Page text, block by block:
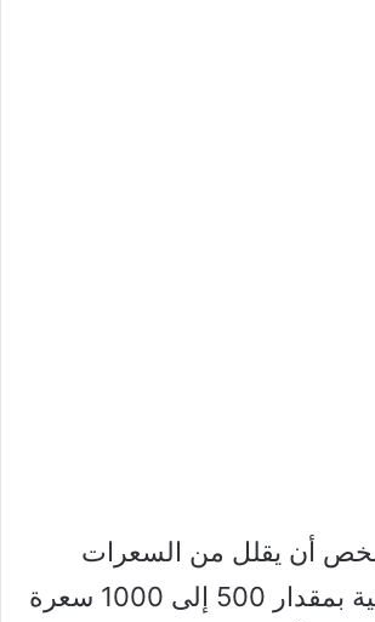
أن يقلل من السعرات
الحرارية اليومية بمقدار 500 إلى 1000 سعرة